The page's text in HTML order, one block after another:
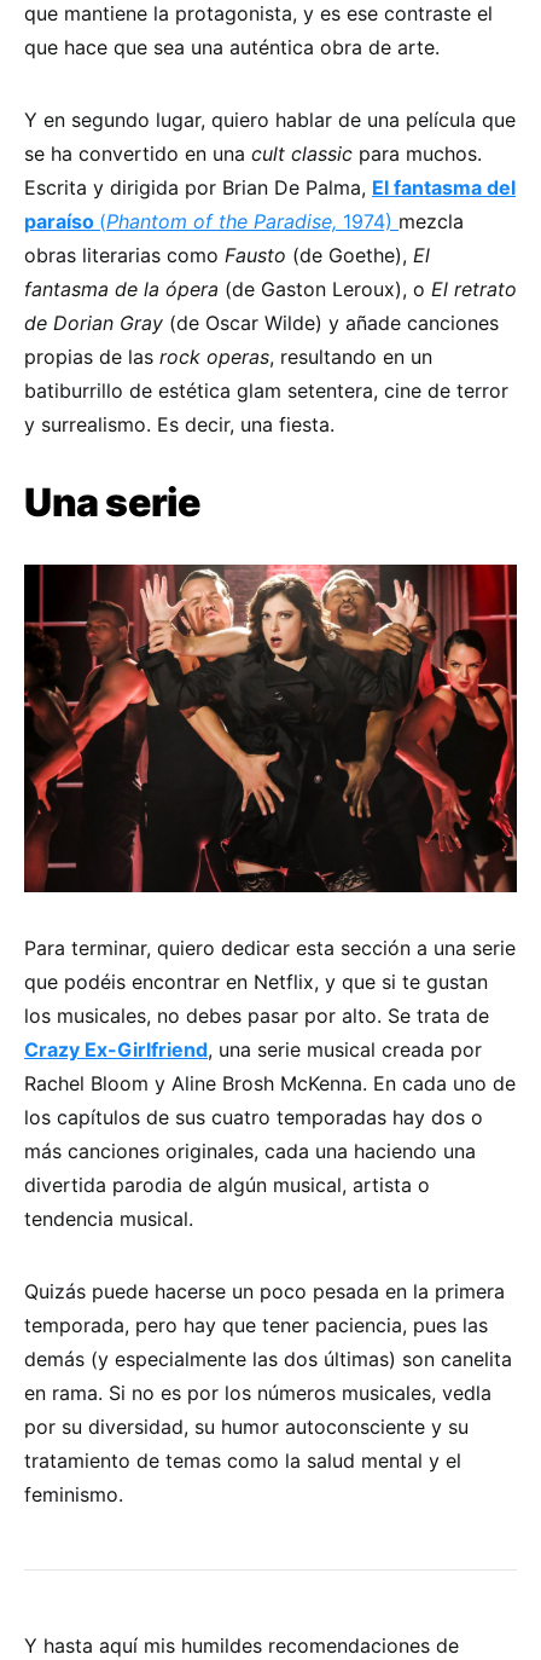
que mantiene la protagonista, y es ese contraste el
que hace que sea una auténtica obra de arte.
Y en segundo lugar, quiero hablar de una película que
se ha convertido en una cult classic para muchos.
Escrita y dirigida por Brian De Palma, El fantasma del
paraíso (Phantom of the Paradise, 1974) mezcla
obras literarias como Fausto (de Goethe), El
fantasma de la ópera (de Gaston Leroux), o El retrato
de Dorian Gray (de Oscar Wilde) y añade canciones
propias de las rock operas, resultando en un
batiburrillo de estética glam setentera, cine de terror
y surrealismo. Es decir, una fiesta.
Una serie
Para terminar, quiero dedicar esta sección a una serie
que podéis encontrar en Netflix, y que si te gustan
los musicales, no debes pasar por alto. Se trata de
Crazy Ex-Girlfriend, una serie musical creada por
Rachel Bloom y Aline Brosh McKenna. En cada uno de
los capítulos de sus cuatro temporadas hay dos o
más canciones originales, cada una haciendo una
divertida parodia de algún musical, artista o
tendencia musical.
Quizás puede hacerse un poco pesada en la primera
temporada, pero hay que tener paciencia, pues las
demás (y especialmente las dos últimas) son canelita
en rama. Si no es por los números musicales, vedla
por su diversidad, su humor autoconsciente y su
tratamiento de temas como la salud mental y el
feminismo.
Y hasta aquí mis humildes recomendaciones de